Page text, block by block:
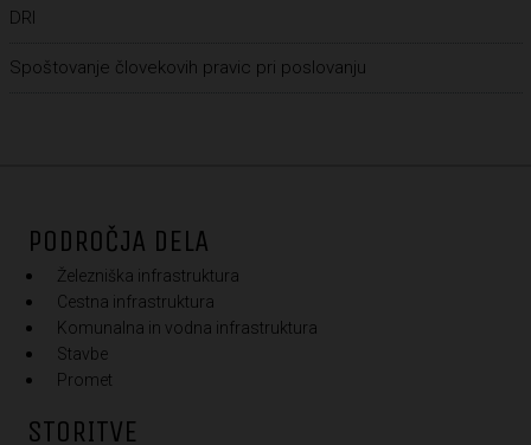
DRI
Spoštovanje človekovih pravic pri poslovanju
PODROČJA DELA
Železniška infrastruktura
Cestna infrastruktura
Komunalna in vodna infrastruktura
Stavbe
Promet
STORITVE